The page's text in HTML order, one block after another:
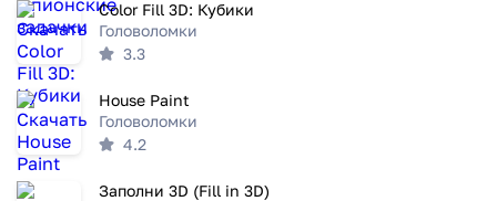
Color Fill 3D: Кубики
Головоломки
3.3
House Paint
Головоломки
4.2
Заполни 3D (Fill in 3D)